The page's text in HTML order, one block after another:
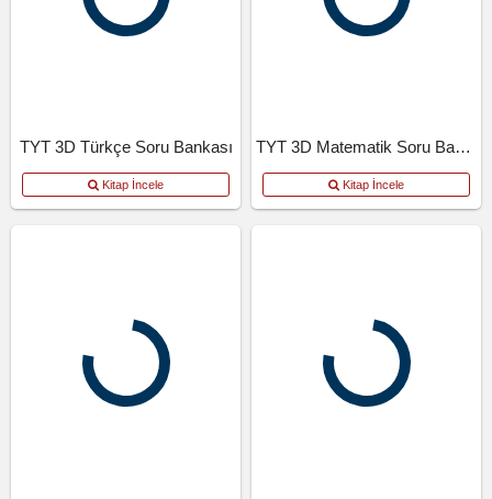
TYT 3D Türkçe Soru Bankası
Kitap İncele
TYT 3D Matematik Soru Bankası
Kitap İncele